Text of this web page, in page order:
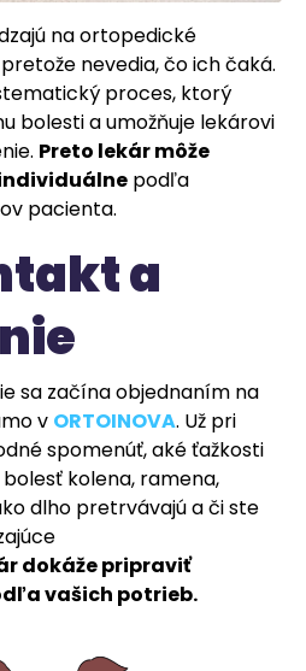
na ortopedické
nevedia, čo ich čaká.
proces, ktorý
bolesti a umožňuje lekárovi
Preto lekár môže
podľa
pacienta.
a
sa začína objednaním na
v ORTOINOVA. Už pri
spomenúť, aké ťažkosti
kolena, ramena,
dlho pretrvávajú a či ste
dokáže pripraviť
vašich potrieb.